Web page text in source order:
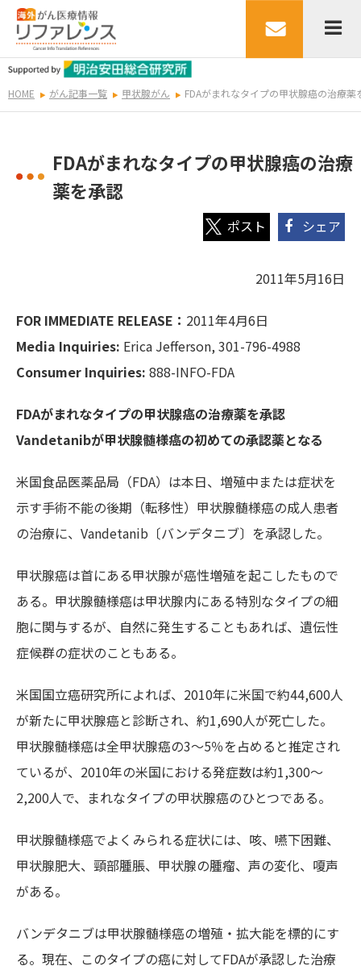
HOME がん記事一覧 甲状腺がん FDAがまれなタイプの甲状腺癌の治療薬
FDAがまれなタイプの甲状腺癌の治療
薬を承認
シェア
2011年5月16日
FOR IMMEDIATE RELEASE： 2011年4月6日
Media Inquiries: Erica Jefferson, 301-796-4988
Consumer Inquiries: 888-INFO-FDA
FDAがまれなタイプの甲状腺癌の治療薬を承認
Vandetanibが甲状腺髄様癌の初めての承認薬となる
米国食品医薬品局（FDA）は本日、増殖中または症状を
示す手術不能の後期（転移性）甲状腺髄様癌の成人患者
の治療に、Vandetanib〔バンデタニブ〕を承認した。
甲状腺癌は首にある甲状腺が癌性増殖を起こしたもので
ある。甲状腺髄様癌は甲状腺内にある特別なタイプの細
胞に関与するが、自然に発生することもあれば、遺伝性
症候群の症状のこともある。
米国国立癌研究所によれば、2010年に米国で約44,600人
が新たに甲状腺癌と診断され、約1,690人が死亡した。
甲状腺髄様癌は全甲状腺癌の3～5％を占めると推定され
ているが、2010年の米国における発症数は約1,300～
2,200人で、まれなタイプの甲状腺癌のひとつである。
甲状腺髄様癌でよくみられる症状には、咳、嚥下困難、
甲状腺肥大、頸部腫脹、甲状腺の腫瘤、声の変化、嗄声
がある。
バンデタニブは甲状腺髄様癌の増殖・拡大能を標的にす
る。現在、このタイプの癌に対してFDAが承認した治療